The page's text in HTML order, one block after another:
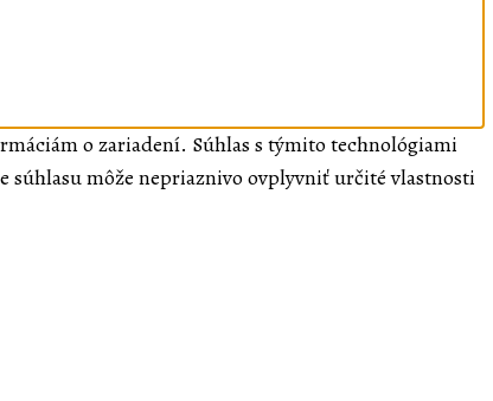
o zariadení. Súhlas s týmito technológiami
súhlasu môže nepriaznivo ovplyvniť určité vlastnosti